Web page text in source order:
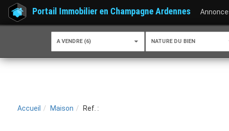
Portail Immobilier en Champagne Ardennes
A VENDRE (6) NATURE DU BIEN
Accueil Maison Ref. :